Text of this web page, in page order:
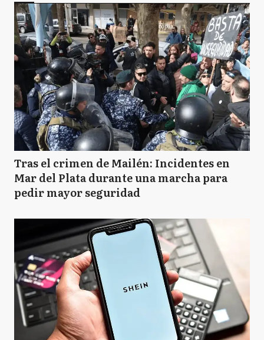
Tras el crimen de Mailén: Incidentes en
Mar del Plata durante una marcha para
pedir mayor seguridad